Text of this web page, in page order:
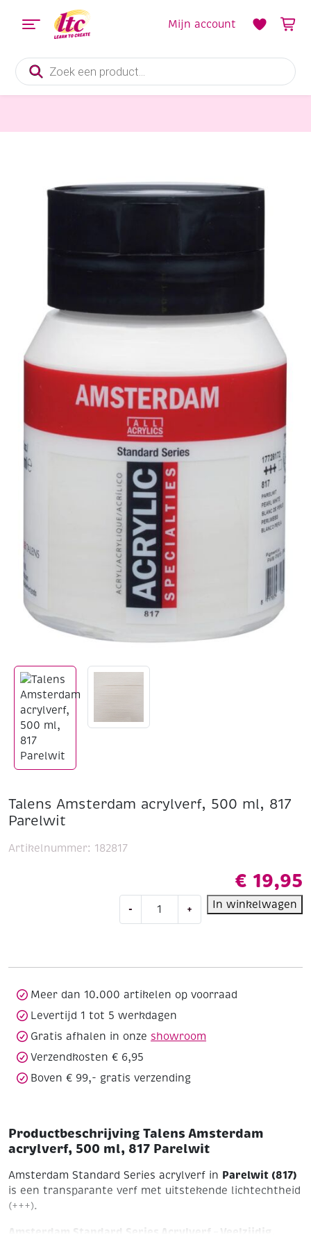
Producten
zoeken
Mijn account
Talens Amsterdam acrylverf, 500 ml, 817
Parelwit
€ 19,95
-
Amsterdam
Parelwit
+ In winkelwagen
Artikelnummer: 182817
Meer dan 10.000 artikelen op voorraad
Levertijd 1 tot 5 werkdagen
Gratis afhalen in onze showroom
Verzendkosten € 6,95
Boven € 99,- gratis verzending
Productbeschrijving Talens Amsterdam
acrylverf, 500 ml, 817 Parelwit
Amsterdam Standard Series acrylverf in Parelwit (817)
is een transparante verf met uitstekende lichtechtheid
(+++).
Amsterdam Standard Series Acrylverf – Veelzijdig,